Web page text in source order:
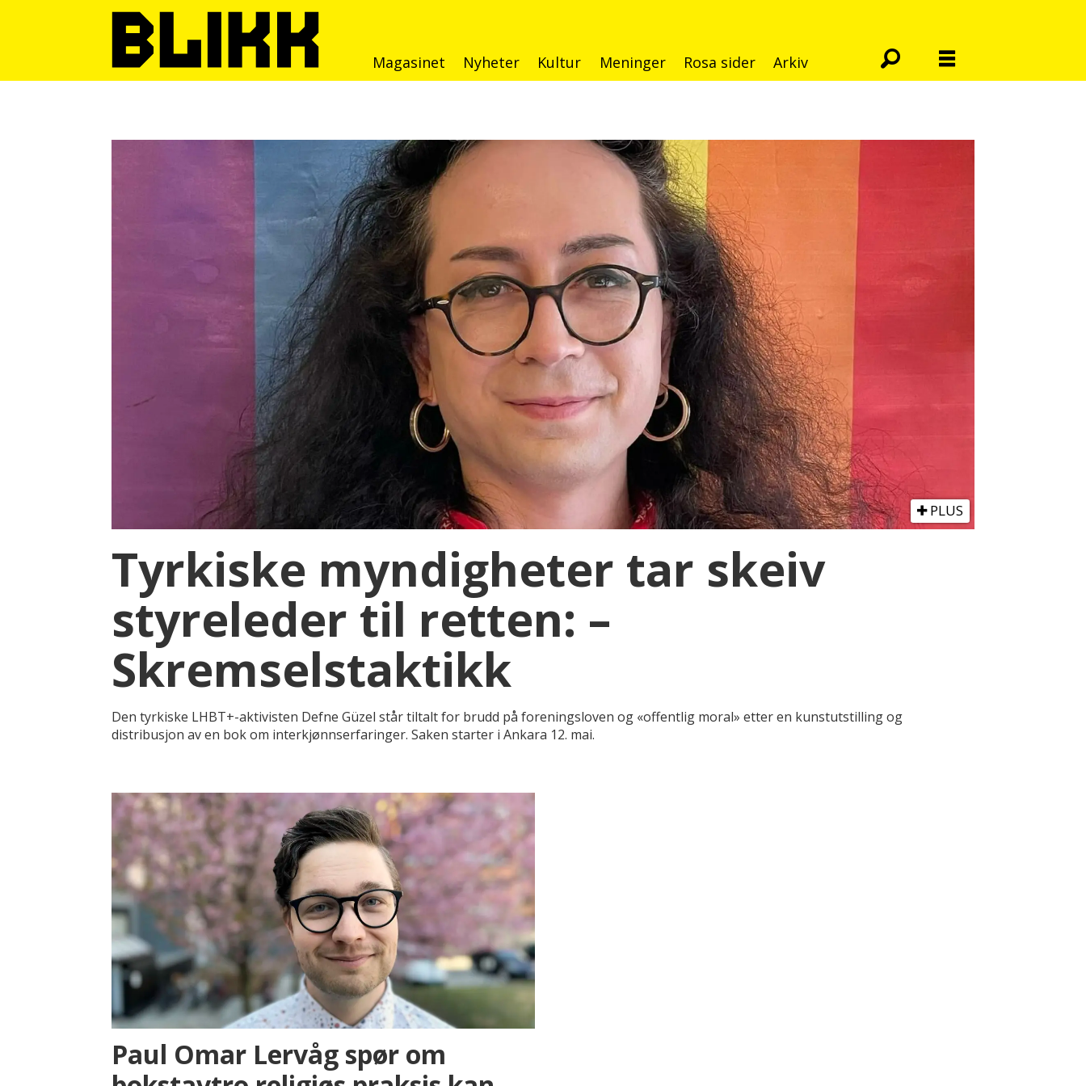
Magasinet Nyheter Kultur Meninger Rosa sider Arkiv
PLUS
Tyrkiske myndigheter tar skeiv
styreleder til retten: –
Skremselstaktikk
Den tyrkiske LHBT+-aktivisten Defne Güzel står tiltalt for brudd på foreningsloven og «offentlig moral» etter en kunstutstilling og
distribusjon av en bok om interkjønnserfaringer. Saken starter i Ankara 12. mai.
Paul Omar Lervåg spør om